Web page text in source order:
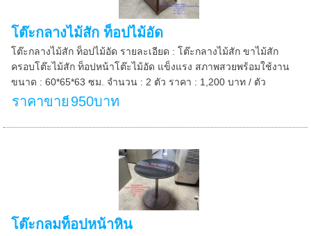
โต๊ะกลางไม้สัก ท็อปไม้อัด
โต๊ะกลางไม้สัก ท็อปไม้อัด รายละเอียด : โต๊ะกลางไม้สัก ขาไม้สัก
ครอบโต๊ะไม้สัก ท็อปหน้าโต๊ะไม้อัด แข็งแรง สภาพสวยพร้อมใช้งาน
ขนาด : 60*65*63 ซม. จำนวน : 2 ตัว ราคา : 1,200 บาท / ตัว
ราคาขาย 950บาท
โต๊ะกลมท็อปหน้าหิน